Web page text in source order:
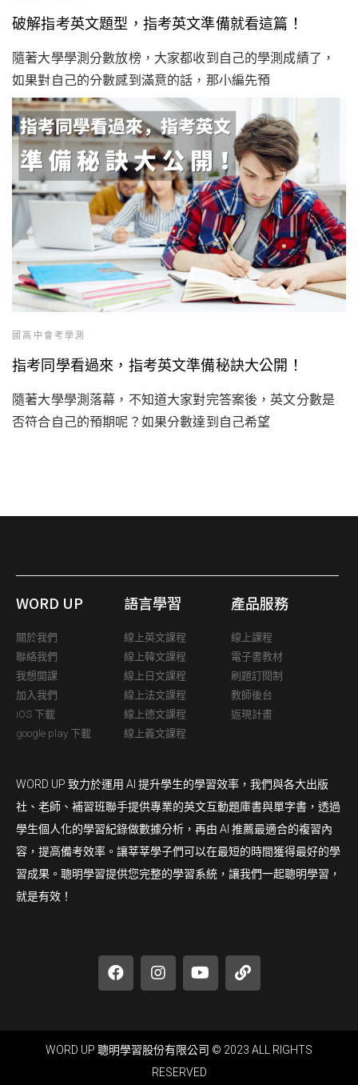
破解指考英文題型，指考英文準備就看這篇！
隨著大學學測分數放榜，大家都收到自己的學測成績了，
如果對自己的分數感到滿意的話，那小編先預
國高中會考學測
指考同學看過來，指考英文準備秘訣大公開！
隨著大學學測落幕，不知道大家對完答案後，英文分數是
否符合自己的預期呢？如果分數達到自己希望
WORD UP
關於我們
聯絡我們
我想開課
加入我們
iOS 下載
google play 下載
語言學習
線上英文課程
線上韓文課程
線上日文課程
線上法文課程
線上德文課程
線上義文課程
產品服務
線上課程
電子書教材
刷題訂閱制
教師後台
返現計畫
WORD UP 致力於運用 AI 提升學生的學習效率，我們與各大出版
社、老師、補習班聯手提供專業的英文互動題庫書與單字書，透過
學生個人化的學習紀錄做數據分析，再由 AI 推薦最適合的複習內
容，提高備考效率。讓莘莘學子們可以在最短的時間獲得最好的學
習成果。聰明學習提供您完整的學習系統，讓我們一起聰明學習，
就是有效！
WORD UP 聰明學習股份有限公司 © 2023 ALL RIGHTS
RESERVED​